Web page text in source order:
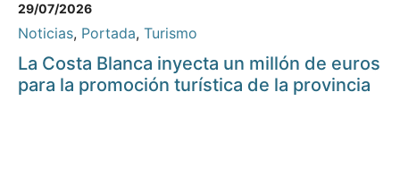
29/07/2026
Noticias, Portada, Turismo
La Costa Blanca inyecta un millón de euros
para la promoción turística de la provincia